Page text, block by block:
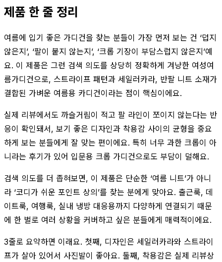
제품 한 줄 정리
여름에 입기 좋은 가디건을 찾는 분들이 가장 먼저 보는 건 ‘덥지
않은지’, ‘팔이 붙지 않는지’, ‘크롭 기장이 부담스럽지 않은지’예
요. 이 제품은 그런 검색 의도를 상당히 정확하게 겨냥한 여성여
름가디건으로, 스트라이프 패턴과 세일러카라, 반팔 니트 소재가
결합된 가벼운 여름용 카디건이라는 점이 핵심이에요.
실제 리뷰에서도 까슬거림이 적고 팔 라인이 쪼이지 않는다는 반
응이 확인돼서, 보기 좋은 디자인과 착용감 사이의 균형을 중요
하게 보는 분들에게 잘 맞는 편이에요. 특히 너무 과한 크롭이 아
니라는 후기가 있어 입문용 크롭 가디건으로도 부담이 덜해요.
검색 의도를 더 좁혀보면, 이 제품은 단순한 ‘여름 니트’가 아니
라 ‘코디가 쉬운 포인트 상의’를 찾는 분에게 맞아요. 출근룩, 데
이트룩, 여행룩, 실내 냉방 대응용까지 다양하게 연결되기 때문
에 한 벌로 여러 상황을 커버하고 싶은 분들에게 매력적이에요.
3줄로 요약하면 이래요. 첫째, 디자인은 세일러카라와 스트라이
프가 살아 있어서 사진발이 좋아요. 둘째, 착용감은 실제 리뷰상